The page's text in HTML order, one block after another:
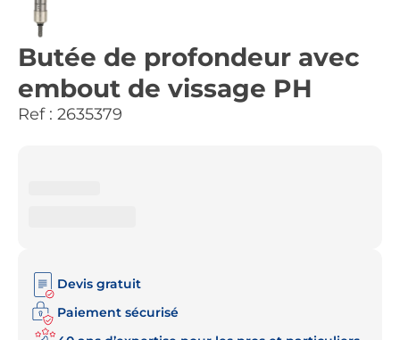
Butée de profondeur avec
embout de vissage PH
Ref : 2635379
Devis gratuit
Paiement sécurisé